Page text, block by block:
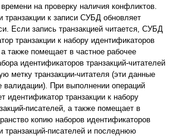
на проверку наличия конфликтов.
к записи СУБД обновляет
Если запись транзакцией читается, СУБД
транзакции к набору идентификаторов
а также помещает в частное рабочее
идентификаторов транзакций-читателей
метку транзакции-читателя (эти данные
валидации). При выполнении операций
идентификатор транзакции к набору
писателей, а также помещает в
копию наборов идентификаторов
транзакций-писателей и последнюю